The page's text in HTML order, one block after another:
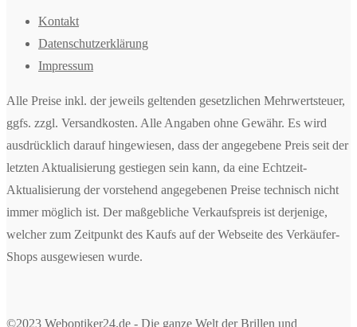
Kontakt
Datenschutzerklärung
Impressum
Alle Preise inkl. der jeweils geltenden gesetzlichen Mehrwertsteuer,
ggfs. zzgl. Versandkosten. Alle Angaben ohne Gewähr. Es wird
ausdrücklich darauf hingewiesen, dass der angegebene Preis seit der
letzten Aktualisierung gestiegen sein kann, da eine Echtzeit-
Aktualisierung der vorstehend angegebenen Preise technisch nicht
immer möglich ist. Der maßgebliche Verkaufspreis ist derjenige,
welcher zum Zeitpunkt des Kaufs auf der Webseite des Verkäufer-
Shops ausgewiesen wurde.
©2023 Weboptiker24.de - Die ganze Welt der Brillen und